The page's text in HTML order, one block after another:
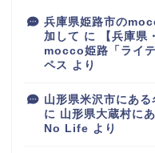
兵庫県姫路市の
加して に
【兵庫県
mocco姫路「ライ
ペス より
山形県米沢市にあ
に 山形県大蔵村に
No Life より